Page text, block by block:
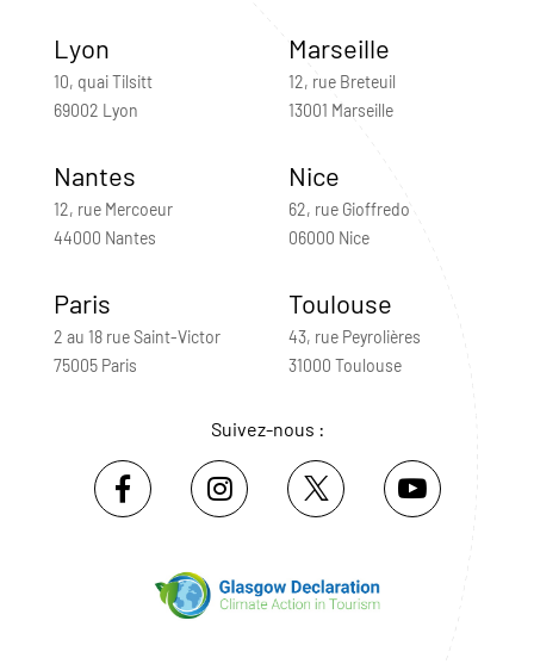
Lyon
10, quai Tilsitt
69002 Lyon
Marseille
12, rue Breteuil
13001 Marseille
Nantes
12, rue Mercoeur
44000 Nantes
Nice
62, rue Gioffredo
06000 Nice
Paris
2 au 18 rue Saint-Victor
75005 Paris
Toulouse
43, rue Peyrolières
31000 Toulouse
Suivez-nous :